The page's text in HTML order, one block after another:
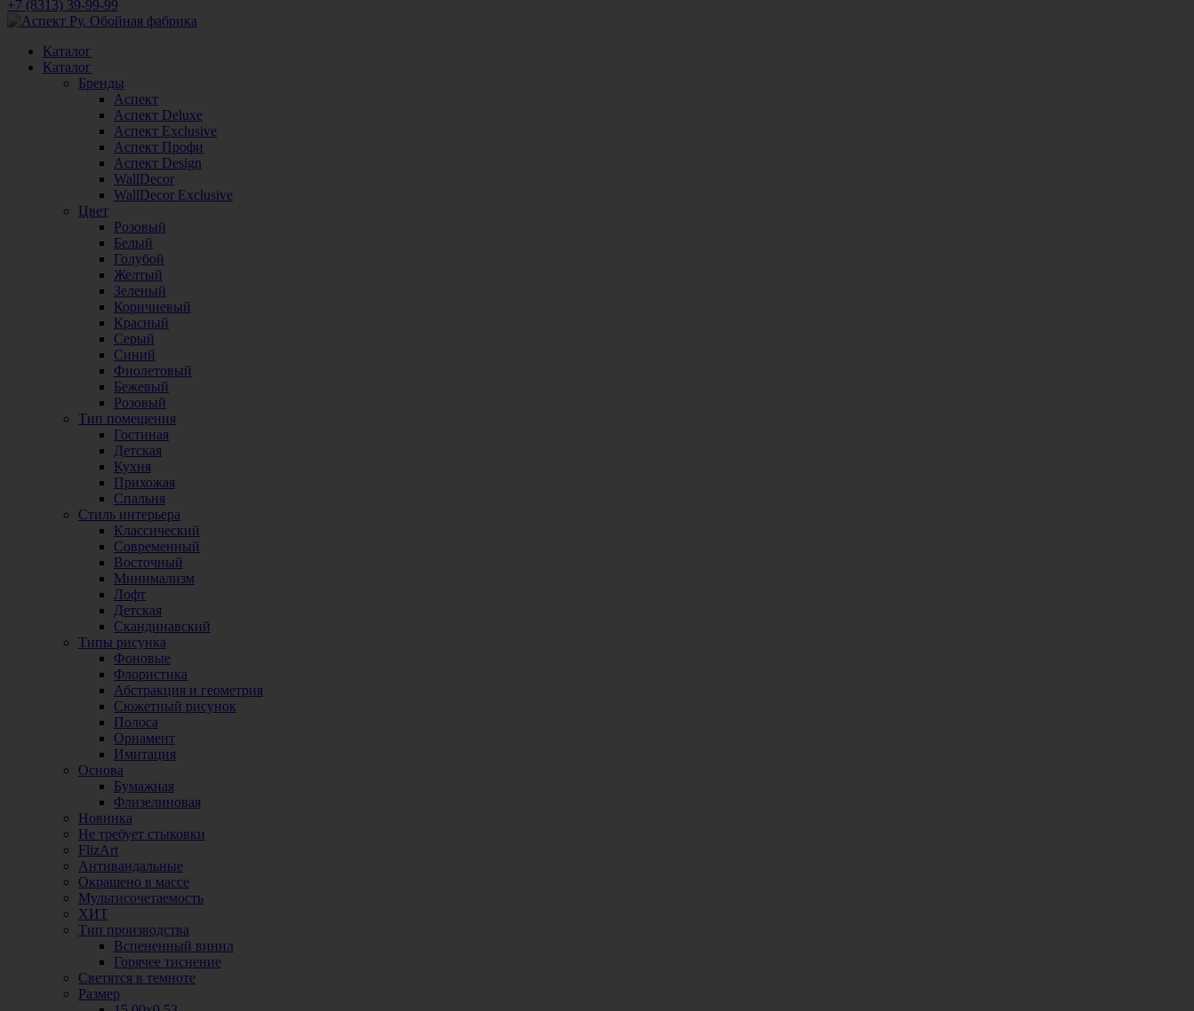
+7 (8313) 39-99-99
Каталог
Каталог
Бренды
Аспект
Аспект Deluxe
Аспект Exclusive
Аспект Профи
Аспект Design
WallDecor
WallDecor Exclusive
Цвет
Розовый
Белый
Голубой
Желтый
Зеленый
Коричневый
Красный
Серый
Синий
Фиолетовый
Бежевый
Розовый
Тип помещения
Гостиная
Детская
Кухня
Прихожая
Спальня
Стиль интерьера
Классический
Современный
Восточный
Минимализм
Лофт
Детская
Скандинавский
Типы рисунка
Фоновые
Флористика
Абстракция и геометрия
Сюжетный рисунок
Полоса
Орнамент
Имитация
Основа
Бумажная
Флизелиновая
Новинка
Не требует стыковки
FlizArt
Антивандальные
Окрашено в массе
Мультисочетаемость
ХИТ
Тип производства
Вспененный винил
Горячее тиснение
Светятся в темноте
Размер